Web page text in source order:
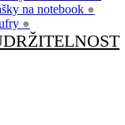
na notebook ●
●